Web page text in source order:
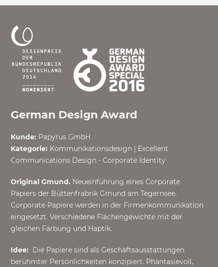
German Design Award
Kunde: Papyrus GmbH
Kategorie: Kommunikationsdesign | Excellent
Communications Design - Corporate Identity
Original Gmund. Neueinführung eines Corporate
Papiers der Büttenfrabrik Gmund am Tegernsee.
Corporate Papiere werden in der Firmenkommunikation
eingesetzt. Verschiedene Flächengewichte mit der
gleichen Färbung und Haptik.
Idee: Die Papiere sind als Geschäftsausstattungen
berühmter Persönlichkeiten konzipiert. Phantasievoll,